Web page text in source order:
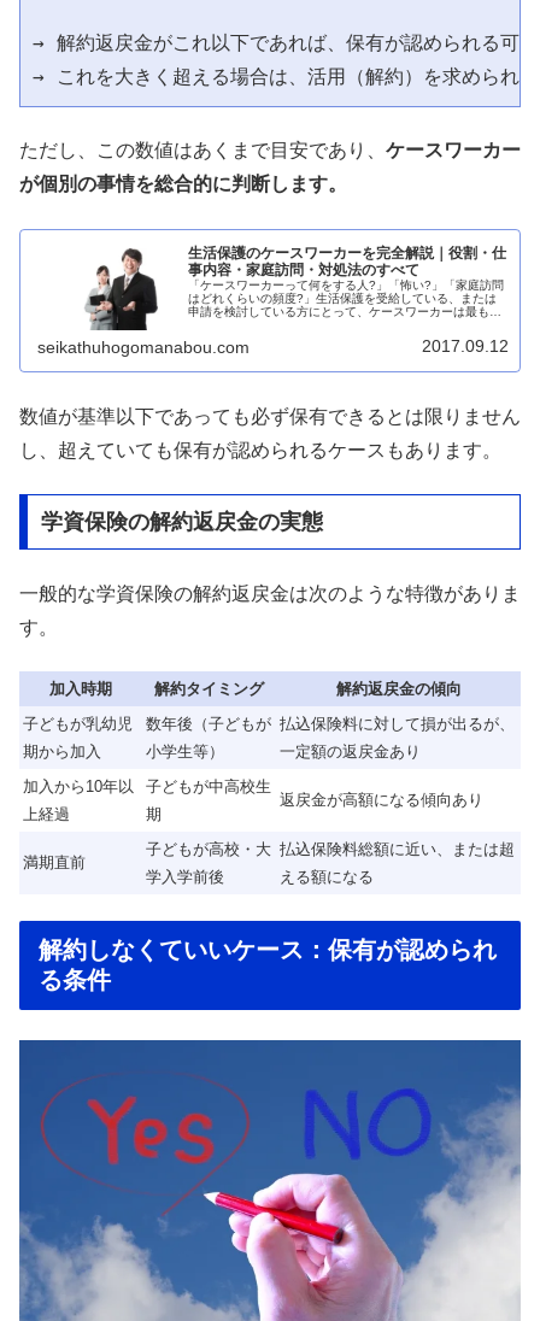
→ 解約返戻金がこれ以下であれば、保有が認められる可
ただし、この数値はあくまで目安であり、 ケースワーカー
が個別の事情を総合的に判断します。
生活保護のケースワーカーを完全解説｜役割・仕
事内容・家庭訪問・対処法のすべて
「ケースワーカーって何をする人?」「怖い?」「家庭訪問
はどれくらいの頻度?」生活保護を受給している、または
申請を検討している方にとって、ケースワーカーは最も身
seikathuhogomanabou.com 2017.09.12
数値が基準以下であっても必ず保有できるとは限りません
し、超えていても保有が認められるケースもあります。
学資保険の解約返戻金の実態
一般的な学資保険の解約返戻金は次のような特徴がありま
す。
加入時期 解約タイミング
解約返戻金の傾向
子どもが乳幼児
期から加入
数年後（子どもが
小学生等）
払込保険料に対して損が出るが、
一定額の返戻金あり
加入から10年以
上経過
子どもが中高校生
期
返戻金が高額になる傾向あり
満期直前
子どもが高校・大
学入学前後
払込保険料総額に近い、または超
える額になる
解約しなくていいケース：保有が認められ
る条件